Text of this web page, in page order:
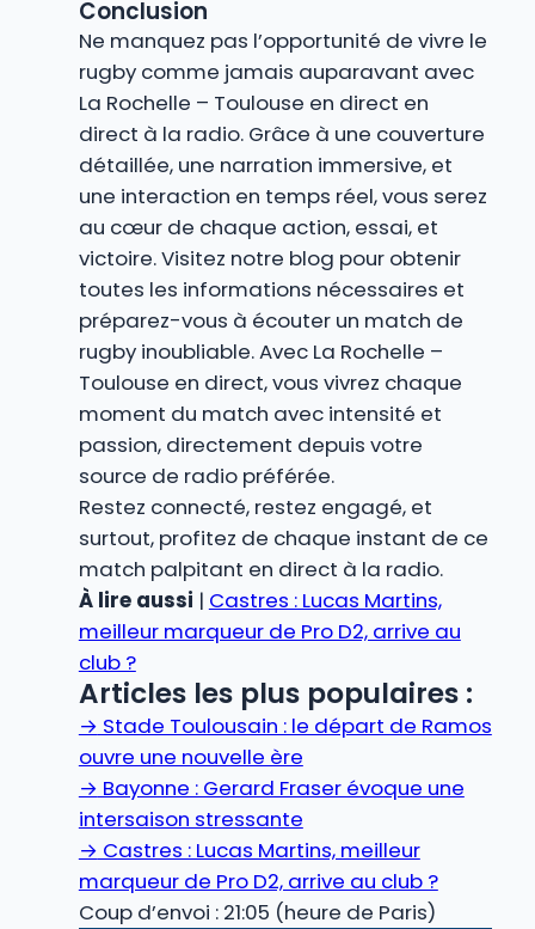
Conclusion
Ne manquez pas l’opportunité de vivre le
rugby comme jamais auparavant avec
La Rochelle – Toulouse en direct en
direct à la radio. Grâce à une couverture
détaillée, une narration immersive, et
une interaction en temps réel, vous serez
au cœur de chaque action, essai, et
victoire. Visitez notre blog pour obtenir
toutes les informations nécessaires et
préparez-vous à écouter un match de
rugby inoubliable. Avec La Rochelle –
Toulouse en direct, vous vivrez chaque
moment du match avec intensité et
passion, directement depuis votre
source de radio préférée.
Restez connecté, restez engagé, et
surtout, profitez de chaque instant de ce
match palpitant en direct à la radio.
À lire aussi | Castres : Lucas Martins,
meilleur marqueur de Pro D2, arrive au
club ?
Articles les plus populaires :
→ Stade Toulousain : le départ de Ramos
ouvre une nouvelle ère
→ Bayonne : Gerard Fraser évoque une
intersaison stressante
→ Castres : Lucas Martins, meilleur
marqueur de Pro D2, arrive au club ?
Coup d’envoi : 21:05 (heure de Paris)